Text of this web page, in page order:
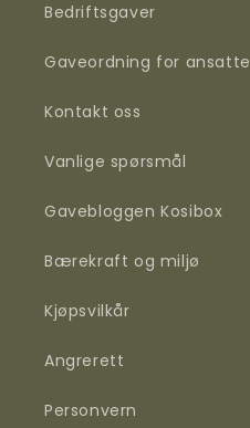
Bedriftsgaver
Gaveordning for ansatte
Kontakt oss
Vanlige spørsmål
Gavebloggen Kosibox
Bærekraft og miljø
Kjøpsvilkår
Angrerett
Personvern